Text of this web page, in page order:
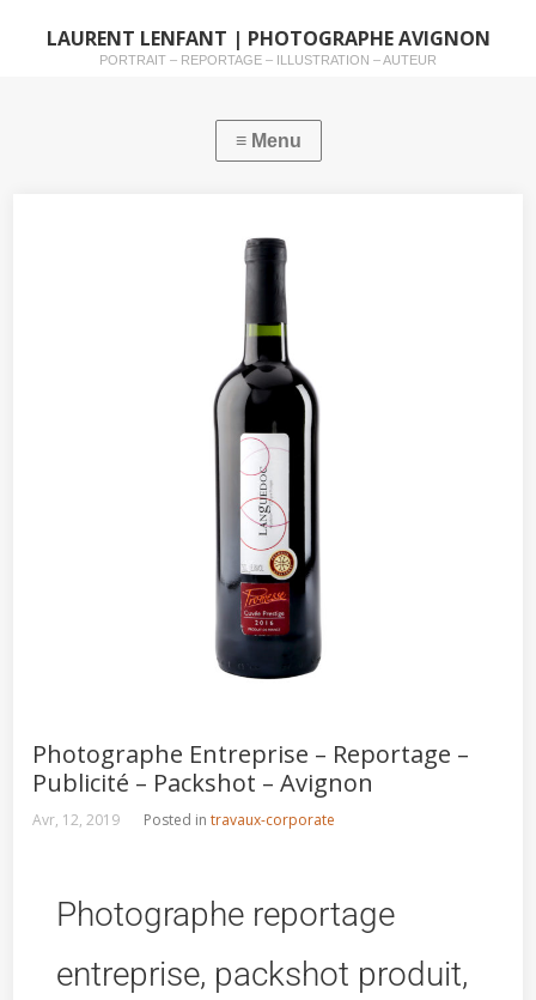
LAURENT LENFANT | PHOTOGRAPHE AVIGNON
PORTRAIT – REPORTAGE – ILLUSTRATION – AUTEUR
Photographe Entreprise – Reportage –
Publicité – Packshot – Avignon
Avr, 12, 2019 Posted intravaux-corporate
Photographe reportage
entreprise, packshot produit,